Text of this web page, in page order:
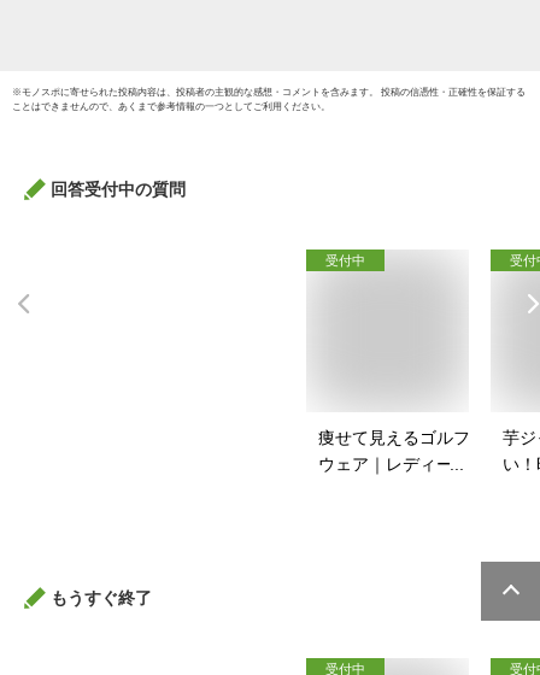
※モノスポに寄せられた投稿内容は、投稿者の主観的な感想・コメントを含みます。 投稿の信憑性・正確性を保証する
ことはできませんので、あくまで参考情報の一つとしてご利用ください。
回答受付中の質問
受付中
痩せて見えるゴルフ
ウェア｜レディース
受付
芋ジ
い
もうすぐ終了
受付中 受付